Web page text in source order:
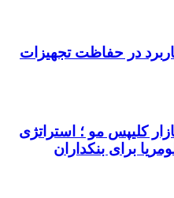
در حفاظت تجهیزات
کلیپس مو ؛ استراتژی
برای بنکداران